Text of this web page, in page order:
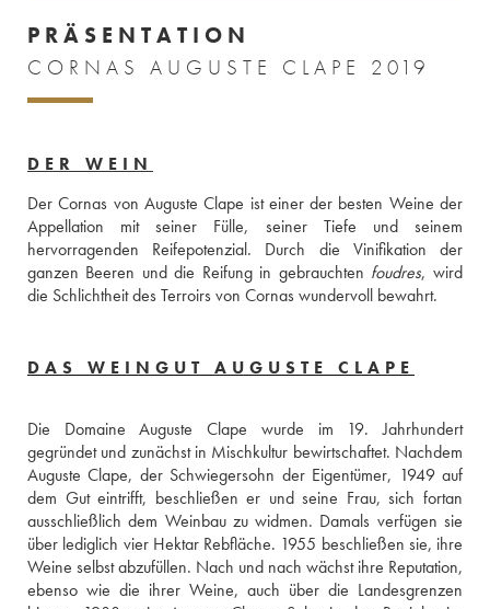
PRÄSENTATION
CORNAS AUGUSTE CLAPE 2019
DER WEIN
Der Cornas von Auguste Clape ist einer der besten Weine der
Appellation mit seiner Fülle, seiner Tiefe und seinem
hervorragenden Reifepotenzial. Durch die Vinifikation der
ganzen Beeren und die Reifung in gebrauchten foudres, wird
die Schlichtheit des Terroirs von Cornas wundervoll bewahrt.
DAS WEINGUT AUGUSTE CLAPE
Die Domaine Auguste Clape wurde im 19. Jahrhundert
gegründet und zunächst in Mischkultur bewirtschaftet. Nachdem
Auguste Clape, der Schwiegersohn der Eigentümer, 1949 auf
dem Gut eintrifft, beschließen er und seine Frau, sich fortan
ausschließlich dem Weinbau zu widmen. Damals verfügen sie
über lediglich vier Hektar Rebfläche. 1955 beschließen sie, ihre
Weine selbst abzufüllen. Nach und nach wächst ihre Reputation,
ebenso wie die ihrer Weine, auch über die Landesgrenzen